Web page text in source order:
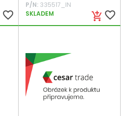
favorite_border add_shopping_cart favorite_border
P/N:335517_IN
SKLADEM